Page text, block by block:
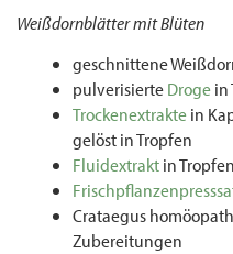
Weißdornblätter mit Blüten
geschnittene
pulverisierteDrogein
Trockenextraktein
gelöst in Tropfen
Fluidextraktin Tropfen
Crataegus
Zubereitungen